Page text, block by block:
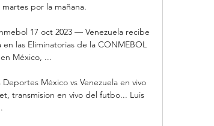
por la mañana.
17 oct 2023 — Venezuela recibe
las Eliminatorias de la CONMEBOL
México, ...
México vs Venezuela en vivo
transmision en vivo del futbo... Luis